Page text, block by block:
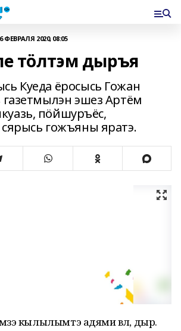
ФЕВРАЛЯ 2020, 08:05
тӧлтэм дыръя
Куеда ёросысь Гожан
газетмылэн эшез Артём
пӧйшуръёс,
гожъяны яратэ.
кылылымтэ адями ӧвӧл, дыр.